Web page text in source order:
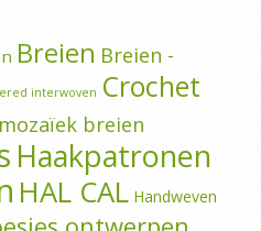
Breien Breien -
interwoven Crochet
breien
Haakpatronen
HAL CAL Handweven